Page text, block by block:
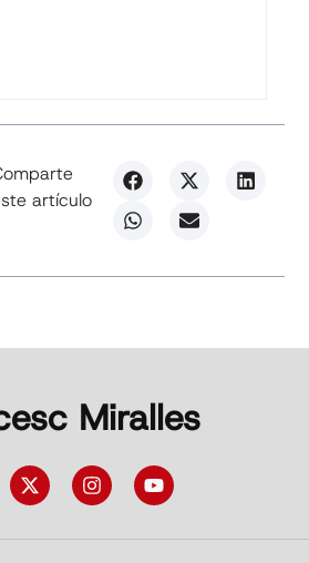
artículo
Miralles